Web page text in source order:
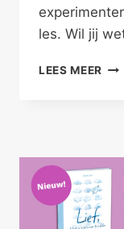
les. Wil jij
LEES MEER